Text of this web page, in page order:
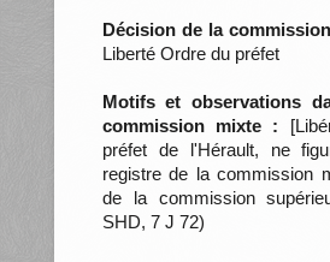
Décision de la
Liberté Ordre du préfet
Motifs et observations
commission mixte :
préfet de l'Hérault, ne
registre de la commission
de la commission
SHD, 7 J 72)